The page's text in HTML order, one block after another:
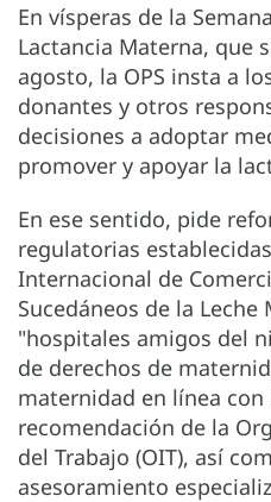
En vísperas de la
Lactancia Materna, que
agosto, la OPS insta a
donantes y otros
decisiones a adoptar
promover y apoyar la
En ese sentido, pide
regulatorias
Internacional de
Sucedáneos de la
"hospitales amigos del
de derechos de
maternidad en línea con
recomendación de la
del Trabajo (OIT), así
asesoramiento